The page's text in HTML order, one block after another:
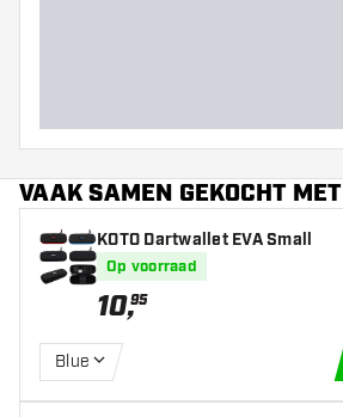
VAAK SAMEN GEKOCHT MET
KOTO Dartwallet EVA Small
Op voorraad
10,95
Blue